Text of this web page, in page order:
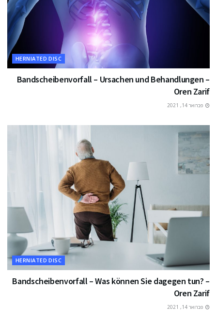
HERNIATED DISC
Bandscheibenvorfall – Ursachen und Behandlungen –
Oren Zarif
פברואר 14, 2021
HERNIATED DISC
Bandscheibenvorfall – Was können Sie dagegen tun? –
Oren Zarif
פברואר 14, 2021